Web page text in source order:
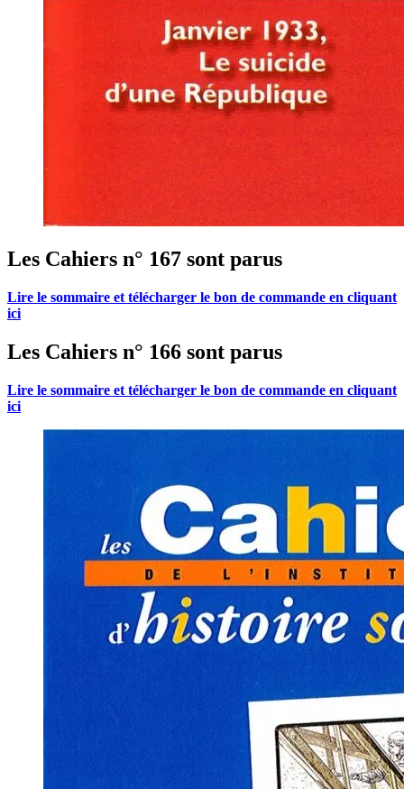
Les Cahiers n° 167 sont parus
Lire le sommaire et télécharger le bon de commande en cliquant
ici
Les Cahiers n° 166 sont parus
Lire le sommaire et télécharger le bon de commande en cliquant
ici